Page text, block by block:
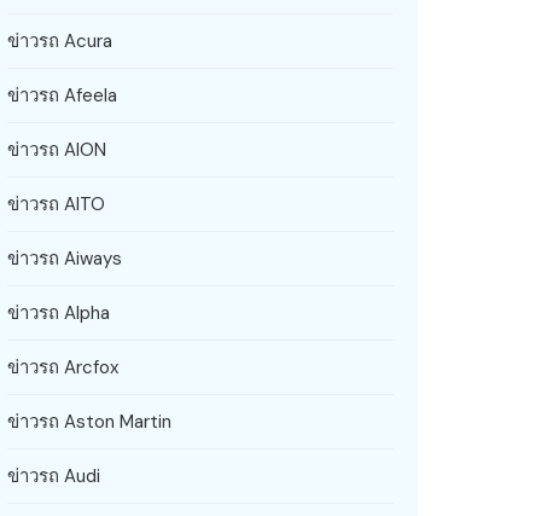
ข่าวรถ Acura
ข่าวรถ Afeela
ข่าวรถ AION
ข่าวรถ AITO
ข่าวรถ Aiways
ข่าวรถ Alpha
ข่าวรถ Arcfox
ข่าวรถ Aston Martin
ข่าวรถ Audi